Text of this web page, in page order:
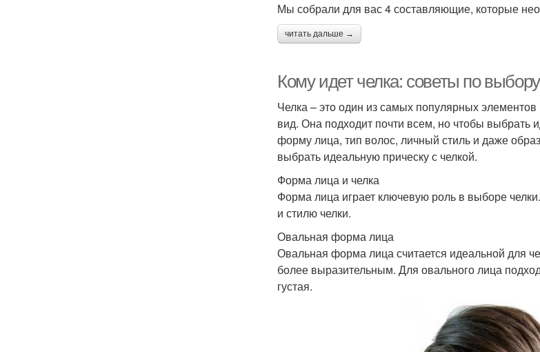
Мы собрали для вас 4 составляющие, которые
читать дальше →
Кому идет челка: советы по
Челка – это один из самых популярных
вид. Она подходит почти всем, но чтобы выбрать
форму лица, тип волос, личный стиль и даже
выбрать идеальную прическу с челкой.
Форма лица и челка
Форма лица играет ключевую роль в выборе
и стилю челки.
Овальная форма лица
Овальная форма лица считается идеальной для
более выразительным. Для овального лица
густая.